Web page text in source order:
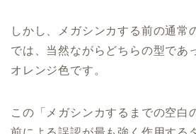
しかし、メガシンカする前の通常
では、当然ながらどちらの型であ
オレンジ色です。
この「メガシンカするまでの空白